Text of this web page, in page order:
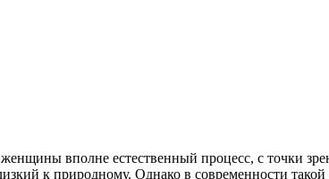
вполне естественный процесс, с точки
к природному. Однако в современности